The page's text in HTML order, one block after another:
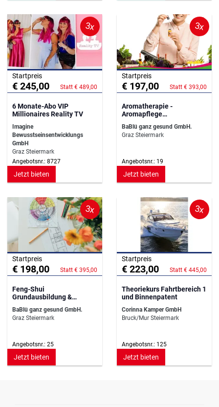
3x
Startpreis
€ 245,00 Statt € 489,00
6 Monate-Abo VIP
Millionaires Reality TV
Imagine
Bewusstseinsentwicklungs
GmbH
Graz Steiermark
Angebotsnr.: 8727
Jetzt bieten
3x
Startpreis
€ 197,00 Statt € 393,00
Aromatherapie -
Aromapflege
BaBlü ganz gesund GmbH.
Graz Steiermark
Angebotsnr.: 19
Jetzt bieten
3x
Startpreis
€ 198,00 Statt € 395,00
Feng-Shui
Grundausbildung &
BaBlü ganz gesund GmbH.
Graz Steiermark
Angebotsnr.: 25
Jetzt bieten
3x
Startpreis
€ 223,00 Statt € 445,00
Theoriekurs Fahrtbereich 1
und Binnenpatent
Corinna Kamper GmbH
Bruck/Mur Steiermark
Angebotsnr.: 125
Jetzt bieten